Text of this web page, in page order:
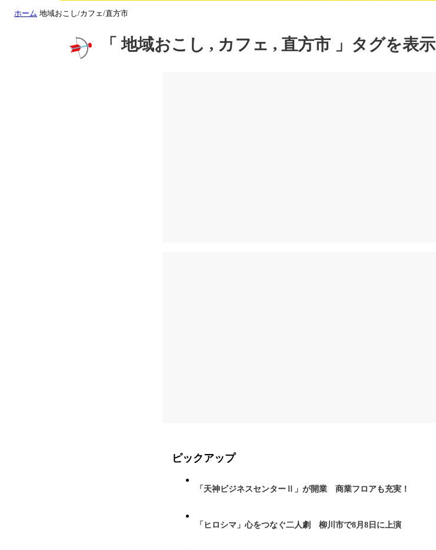
ホーム 地域おこし/カフェ/直方市
「 地域おこし , カフェ , 直方市 」タグを表示
ピックアップ
「天神ビジネスセンターⅡ」が開業 商業フロアも充実！
「ヒロシマ」心をつなぐ二人劇 柳川市で8月8日に上演